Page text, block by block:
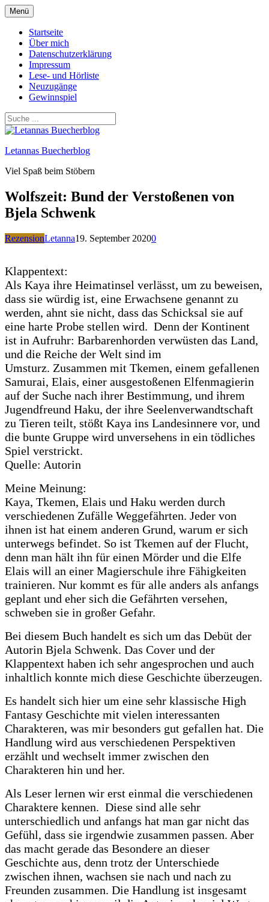
Zum
Inhalt
springen
Menü
Startseite
Über mich
Datenschutzerklärung
Impressum
Lese- und Hörliste
Neuzugänge
Gewinnspiel
Letannas Buecherblog
Viel Spaß beim Stöbern
Wolfszeit: Bund der Verstoßenen von
Bjela Schwenk
RezensionLetanna19. September 20200
Klappentext:
Als Kaya ihre Heimatinsel verlässt, um zu beweisen,
dass sie würdig ist, eine Erwachsene genannt zu
werden, ahnt sie nicht, dass das Schicksal sie auf
eine harte Probe stellen wird. Denn der Kontinent
ist in Aufruhr: Barbarenhorden verwüsten das Land,
und die Reiche der Welt sind im
Umsturz. Zusammen mit Tkemen, einem gefallenen
Samurai, Elais, einer ausgestoßenen Elfenmagierin
auf der Suche nach ihrer Bestimmung, und ihrem
Jugendfreund Haku, der ihre Seelenverwandtschaft
zu Tieren teilt, stößt Kaya ins Landesinnere vor, und
die bunte Gruppe wird unversehens in ein tödliches
Spiel verstrickt.
Quelle: Autorin
Meine Meinung:
Kaya, Tkemen, Elais und Haku werden durch
verschiedenen Zufälle Weggefährten. Jeder von
ihnen ist hat einem anderen Grund, warum er sich
unterwegs befindet. So ist Tkemen auf der Flucht,
denn man hält ihn für einen Mörder und die Elfe
Elais will an einer Magierschule ihre Fähigkeiten
trainieren. Nur kommt es für alle anders als anfangs
geplant und eher sich die Gefährten versehen,
schweben sie in großer Gefahr.
Bei diesem Buch handelt es sich um das Debüt der
Autorin Bjela Schwenk. Das Cover und der
Klappentext haben ich sehr angesprochen und auch
inhaltlich konnte mich diese Geschichte überzeugen.
Es handelt sich hier um eine sehr klassische High
Fantasy Geschichte mit vielen interessanten
Charakteren, was mir besonders gut gefallen hat. Die
Handlung wird aus verschiedenen Perspektiven
erzählt und wechselt immer zwischen den
Charakteren hin und her.
Als Leser lernen wir erst einmal die verschiedenen
Charaktere kennen. Diese sind alle sehr
unterschiedlich und anfangs hat man gar nicht das
Gefühl, dass sie irgendwie zusammen passen. Aber
das macht gerade das Besondere an dieser
Geschichte aus, denn trotz der Unterschiede
zwischen ihnen, wachsen sie nach und nach zu
Freunden zusammen. Die Handlung ist insgesamt